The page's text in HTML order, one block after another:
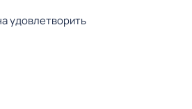
удовлетворить